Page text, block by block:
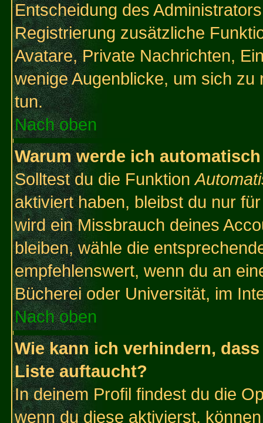
Entscheidung des
Registrierung zusätzliche
Avatare, Private Nachrichten,
wenige Augenblicke, um sich
tun.
Nach oben
Warum werde ich
Solltest du die Funktion
aktiviert haben, bleibst du nur
wird ein Missbrauch deines
bleiben, wähle die
empfehlenswert, wenn du an
Bücherei oder Universität, im
Nach oben
Wie kann ich verhindern,
Liste auftaucht?
In deinem Profil findest du die
wenn du diese aktivierst,